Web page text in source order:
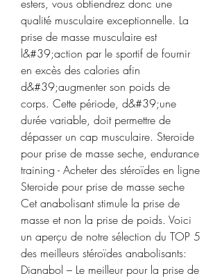
esters, vous obtiendrez donc une
qualité musculaire exceptionnelle. La
prise de masse musculaire est
l&#39;action par le sportif de fournir
en excès des calories afin
d&#39;augmenter son poids de
corps. Cette période, d&#39;une
durée variable, doit permettre de
dépasser un cap musculaire. Steroide
pour prise de masse seche, endurance
training - Acheter des stéroïdes en ligne
Steroide pour prise de masse seche
Cet anabolisant stimule la prise de
masse et non la prise de poids. Voici
un aperçu de notre sélection du TOP 5
des meilleurs stéroïdes anabolisants:
Dianabol – Le meilleur pour la prise de